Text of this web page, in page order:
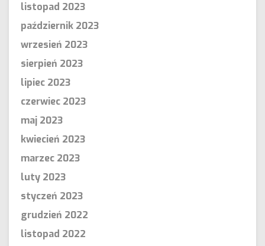
listopad 2023
październik 2023
wrzesień 2023
sierpień 2023
lipiec 2023
czerwiec 2023
maj 2023
kwiecień 2023
marzec 2023
luty 2023
styczeń 2023
grudzień 2022
listopad 2022